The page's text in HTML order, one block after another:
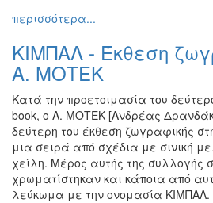
Διάφορες
Εκδηλώσεις
για
Παιδιά
Άλλες
Εκδηλώσεις
περισσότερα...
ΚΙΜΠΑΛ - Έκθεση
Α. ΜΟΤΕΚ
Κατά την προετοιμασία του
book, ο Α. ΜΟΤΕΚ [Ανδρέας
δεύτερη του έκθεση ζωγραφικής
μια σειρά από σχέδια με σινική
χείλη. Μέρος αυτής της συλλογής
χρωματίστηκαν και κάποια από
λεύκωμα με την ονομασία ΚΙΜΠΑΛ.